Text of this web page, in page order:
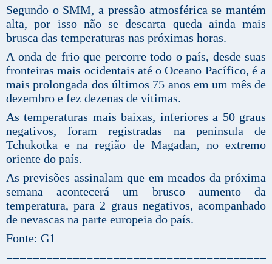
Segundo o SMM, a pressão atmosférica se mantém
alta, por isso não se descarta queda ainda mais
brusca das temperaturas nas próximas horas.
A onda de frio que percorre todo o país, desde suas
fronteiras mais ocidentais até o Oceano Pacífico, é a
mais prolongada dos últimos 75 anos em um mês de
dezembro e fez dezenas de vítimas.
As temperaturas mais baixas, inferiores a 50 graus
negativos, foram registradas na península de
Tchukotka e na região de Magadan, no extremo
oriente do país.
As previsões assinalam que em meados da próxima
semana acontecerá um brusco aumento da
temperatura, para 2 graus negativos, acompanhado
de nevascas na parte europeia do país.
Fonte: G1